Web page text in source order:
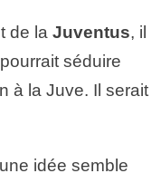
de la Juventus, il
séduire
à la Juve. Il serait
idée semble